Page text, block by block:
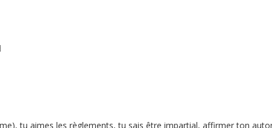
tu aimes les règlements, tu sais être impartial, affirmer ton